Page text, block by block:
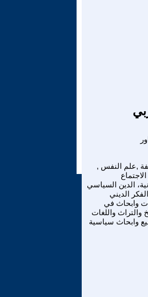
,علم النفس ,
الدين السياسي
الديني
وابحاث في
والتراث واللغات
وابحاث سياسية